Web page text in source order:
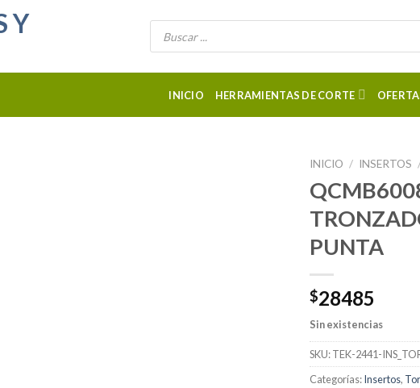
Búsqueda
INICIO HERRAMIENTAS DE CORTE
INICIO / INSERTOS
PUNTA
$28485
Sin existencias
SKU:TEK-2441-
Categorías:Insertos,